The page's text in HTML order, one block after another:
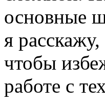
основные
я
чтобы
работе с